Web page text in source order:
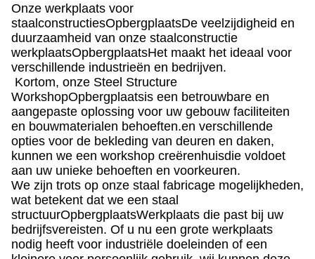
Onze werkplaats voor
staalconstructiesOpbergplaatsDe veelzijdigheid en
duurzaamheid van onze staalconstructie
werkplaatsOpbergplaatsHet maakt het ideaal voor
verschillende industrieën en bedrijven.
Kortom, onze Steel Structure
WorkshopOpbergplaatsis een betrouwbare en
aangepaste oplossing voor uw gebouw faciliteiten
en bouwmaterialen behoeften.en verschillende
opties voor de bekleding van deuren en daken,
kunnen we een workshop creërenhuisdie voldoet
aan uw unieke behoeften en voorkeuren.
We zijn trots op onze staal fabricage mogelijkheden,
wat betekent dat we een staal
structuurOpbergplaatsWerkplaats die past bij uw
bedrijfsvereisten. Of u nu een grote werkplaats
nodig heeft voor industriële doeleinden of een